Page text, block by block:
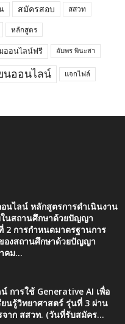
สมัครสอบ สสวท
หลักสูตร
ออนไลน์ฟรี อัมพร พินะสา
นออนไลน์ แจกไฟล์
นไลน์ หลักสูตรการดำเนินงาน
นสถานศึกษาด้วยปัญญา
2 การกำหนดมาตรฐานการ
องสถานศึกษาด้วยปัญญา
คม...
การใช้ Generative AI เพื่อ
ยนรู้วิทยาศาสตร์ รุ่นที่ 3 ผ่าน
าก สสวท. (วันที่รับสมัคร...